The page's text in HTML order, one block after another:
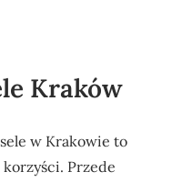
Kraków
w Krakowie to
Przede